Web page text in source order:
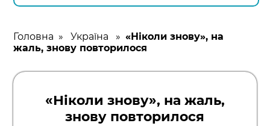
Головна »Україна »«Ніколи знову», на
жаль, знову повторилося
«Ніколи знову», на жаль,
знову повторилося